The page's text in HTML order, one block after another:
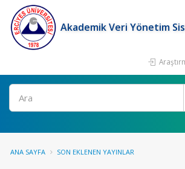
Akademik Veri Yönetim
Ara
ANA SAYFA SON EKLENEN YAYINLAR